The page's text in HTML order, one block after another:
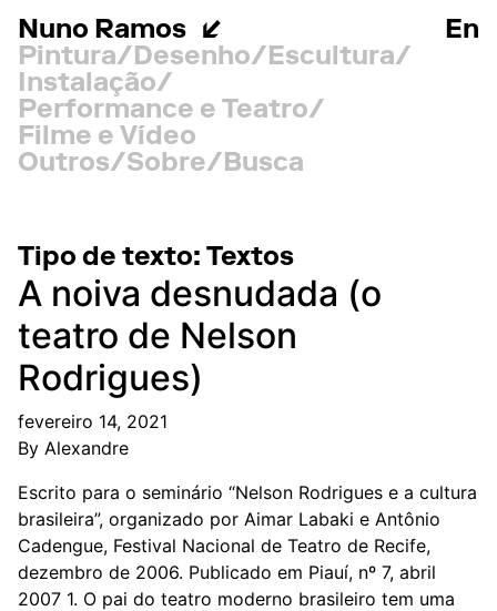
Nuno Ramos
En
Pintura
Desenho
Escultura
Instalação
Performance e Teatro
Filme e Vídeo
Outros
Sobre Busca
Tipo de texto: Textos
A noiva desnudada (o
teatro de Nelson
Rodrigues)
fevereiro 14, 2021
By Alexandre
Escrito para o seminário “Nelson Rodrigues e a cultura
brasileira”, organizado por Aimar Labaki e Antônio
Cadengue, Festival Nacional de Teatro de Recife,
dezembro de 2006. Publicado em Piauí, nº 7, abril
2007 1. O pai do teatro moderno brasileiro tem uma